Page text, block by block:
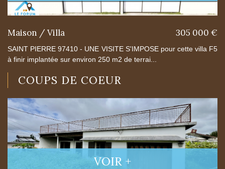
Maison / Villa 305 000 €
SAINT PIERRE 97410 - UNE VISITE S'IMPOSE pour cette villa F5
à finir implantée sur environ 250 m2 de terrai...
COUPS DE COEUR
VOIR +